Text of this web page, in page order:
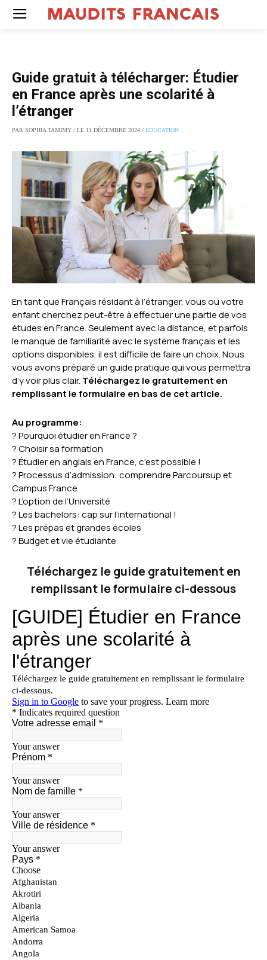
Guide gratuit à télécharger: Étudier
en France après une scolarité à
l’étranger
PAR SOPHIA TAMIMY / LE 11 DÉCEMBRE 2024 / EDUCATION
En tant que Français résidant à l’étranger, vous ou votre
enfant cherchez peut-être à effectuer une partie de vos
études en France. Seulement avec la distance, et parfois
le manque de familiarité avec le système français et les
options disponibles, il est difficile de faire un choix. Nous
vous avons préparé un guide pratique qui vous permettra
d’y voir plus clair. Téléchargez le gratuitement en
remplissant le formulaire en bas de cet article.
Au programme:
? Pourquoi étudier en France ?
? Choisir sa formation
? Étudier en anglais en France, c’est possible !
? Processus d’admission: comprendre Parcoursup et
Campus France
? L’option de l’Université
? Les bachelors: cap sur l’international !
? Les prépas et grandes écoles
? Budget et vie étudiante
Téléchargez le guide gratuitement en
remplissant le formulaire ci-dessous